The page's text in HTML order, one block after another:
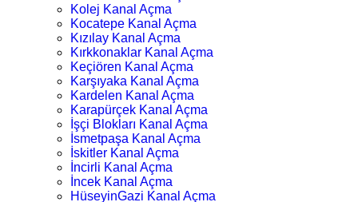
Kolej Kanal Açma
Kocatepe Kanal Açma
Kızılay Kanal Açma
Kırkkonaklar Kanal Açma
Keçiören Kanal Açma
Karşıyaka Kanal Açma
Kardelen Kanal Açma
Karapürçek Kanal Açma
İşçi Blokları Kanal Açma
İsmetpaşa Kanal Açma
İskitler Kanal Açma
İncirli Kanal Açma
İncek Kanal Açma
HüseyinGazi Kanal Açma